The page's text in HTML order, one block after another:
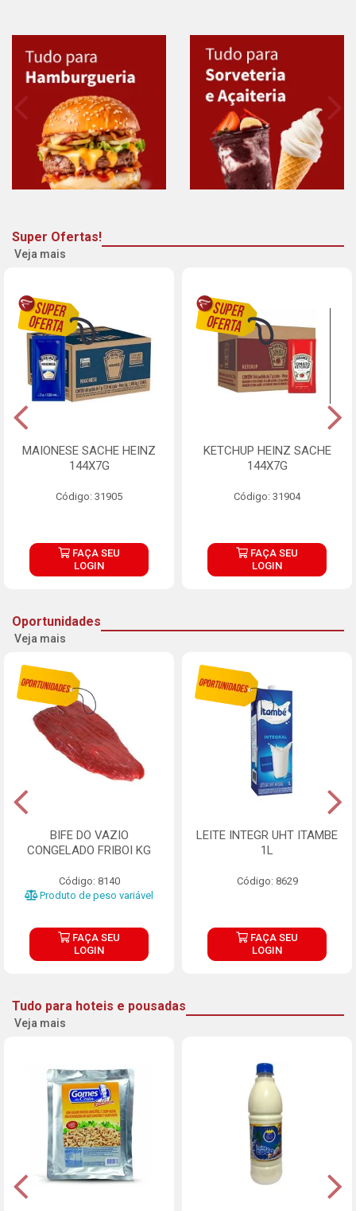
Super Ofertas!
Veja mais
MAIONESE SACHE HEINZ
144X7G
Código: 31905
FAÇA SEU
LOGIN
KETCHUP HEINZ SACHE
144X7G
Código: 31904
FAÇA SEU
LOGIN
Oportunidades
Veja mais
BIFE DO VAZIO
CONGELADO FRIBOI KG
Código: 8140
Produto de peso variável
FAÇA SEU
LOGIN
LEITE INTEGR UHT ITAMBE
1L
Código: 8629
FAÇA SEU
LOGIN
Tudo para hoteis e pousadas
Veja mais